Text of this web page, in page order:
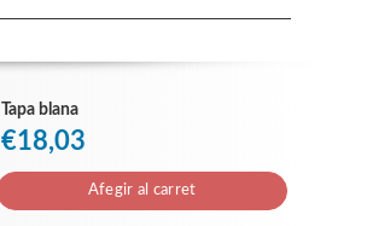
Tapa blana
€18,03
Afegir al carret